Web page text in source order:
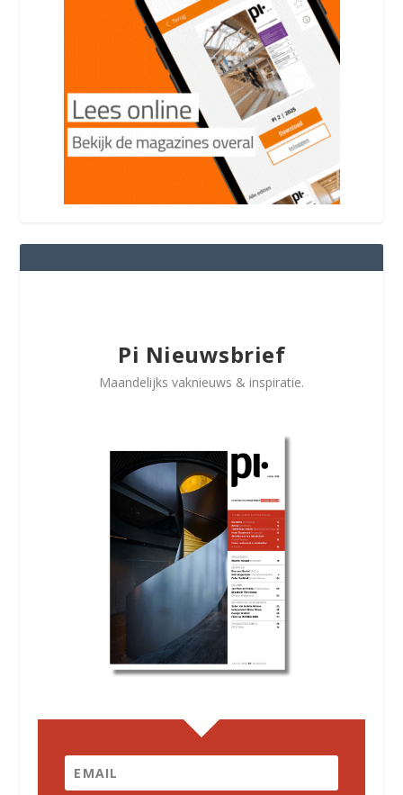
Pi Nieuwsbrief
Maandelijks vaknieuws & inspiratie.